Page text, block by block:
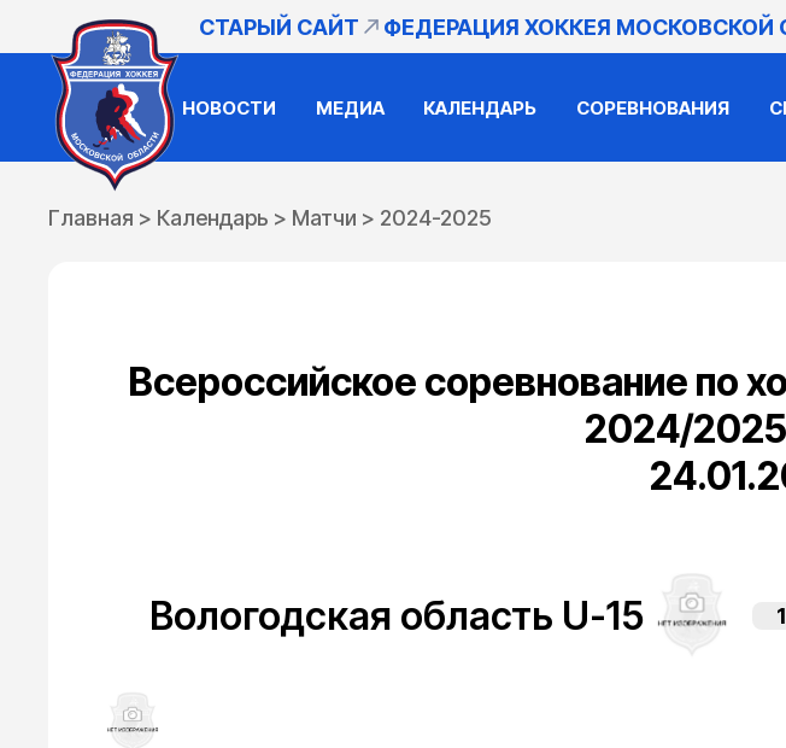
СТАРЫЙ САЙТ ФЕДЕРАЦИЯ ХОККЕЯ МОСКОВСКОЙ
НОВОСТИ МЕДИА КАЛЕНДАРЬ СОРЕВНОВАНИЯ
Главная > Календарь > Матчи > 2024-2025
Всероссийское соревнование по
2024/
Вологодская область U-15 1